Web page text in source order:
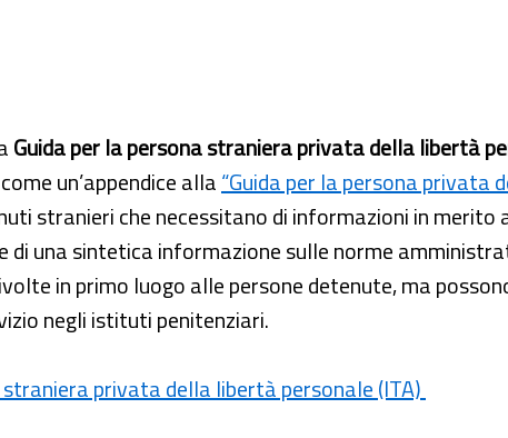
Guida per la persona straniera privata della libertà
un’appendice alla“Guida per la persona privata
stranieri che necessitano di informazioni in
una sintetica informazione sulle norme
in primo luogo alle persone detenute, ma
negli istituti penitenziari.
straniera privata della libertà personale (ITA)